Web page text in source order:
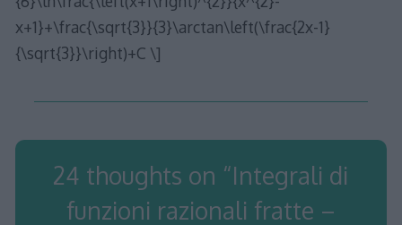
x+1}+\frac{\sqrt{3}}{3}\arctan\left(\frac{2x-1}
{\sqrt{3}}\right)+C \]
24 thoughts on “Integrali di
funzioni razionali fratte –